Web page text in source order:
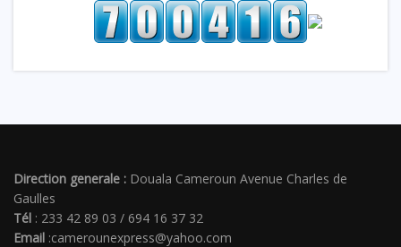
Direction generale : Douala Cameroun Avenue Charles de
Gaulles
Tél : 233 42 89 03 / 694 16 37 32
Email :camerounexpress@yahoo.com